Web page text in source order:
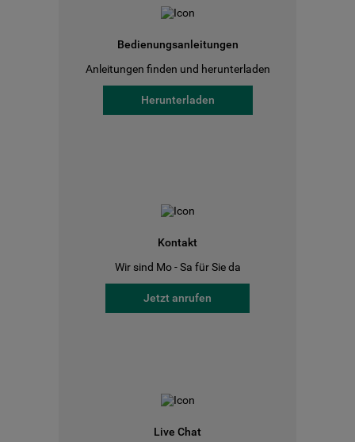
Bedienungsanleitungen
Anleitungen finden und herunterladen
Herunterladen
Kontakt
Wir sind Mo - Sa für Sie da
Jetzt anrufen
Live Chat